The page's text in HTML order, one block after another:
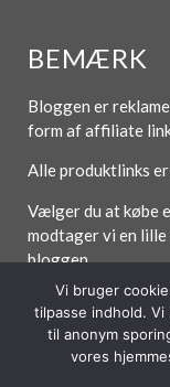
BEMÆRK
Bloggen er
form af affiliate
Alle produktlinks
Vælger du at købe
modtager vi en
bloggen.
Forside
Vi bruger
tilpasse indhold.
til anonym
vores